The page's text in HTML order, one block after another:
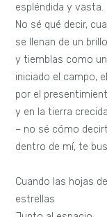
espléndida y vasta.
No sé qué decir,
se llenan de un
y tiemblas como
iniciado el campo,
por el
y en la tierra
– no sé cómo
dentro de mí, te
Cuando las hojas
estrellas